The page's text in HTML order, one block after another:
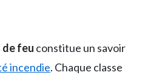
de feu constitue un savoir
incendie. Chaque classe